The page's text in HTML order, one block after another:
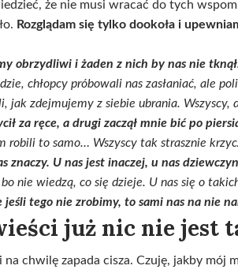
że nie musi wracać do tych
Rozglądam się tylko dookoła i
obrzydliwi i żaden z nich by nas nie
chłopcy próbowali nas zasłaniać, ale
jak zdejmujemy z siebie ubrania. Wszyscy,
za ręce, a drugi zaczął mnie bić po
robili to samo… Wszyscy tak strasznie
znaczy. U nas jest inaczej, u nas
nie wiedzą, co się dzieje. U nas się o
jeśli tego nie zrobimy, to sami nas na nie
już nic nie jest
i na chwilę zapada cisza. Czuję, jakby